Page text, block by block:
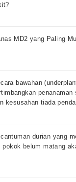
MD2 yang Paling
bawahan
penanaman
kesusahan tiada
durian yang
belum matang